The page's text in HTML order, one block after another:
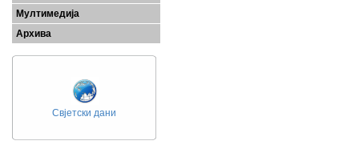
Мултимедија
Архива
Свјетски дани